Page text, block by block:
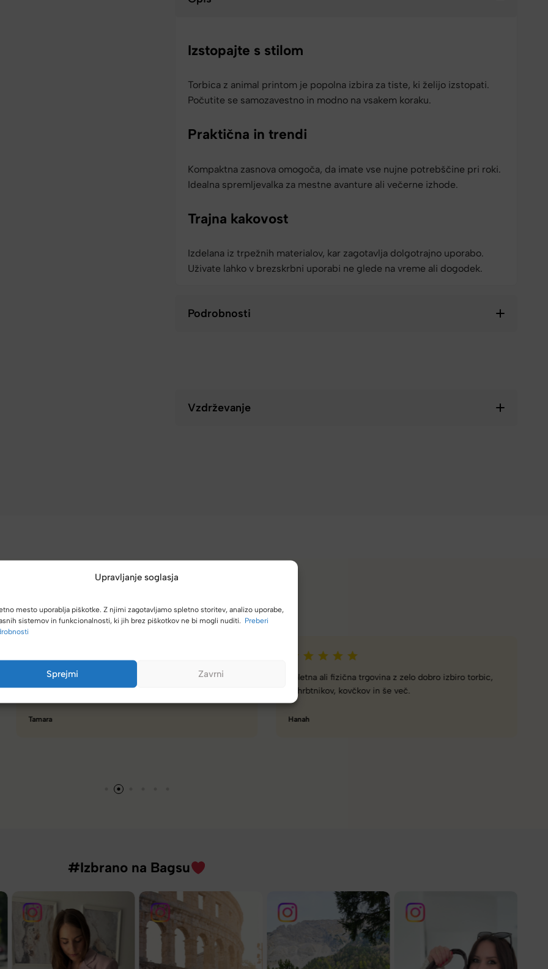
Upravljanje soglasja
mesto uporablja piškotke. Z njimi zagotavljamo spletno storitev, analizo uporabe,
sistemov in funkcionalnosti, ki jih brez piškotkov ne bi mogli nuditi. Preberi
Sprejmi Zavrni
Izstopajte s stilom
Torbica z animal printom je popolna izbira za tiste, ki želijo izstopati.
Počutite se samozavestno in modno na vsakem koraku.
Praktična in trendi
Kompaktna zasnova omogoča, da imate vse nujne potrebščine pri roki.
Idealna spremljevalka za mestne avanture ali večerne izhode.
Trajna kakovost
Izdelana iz trpežnih materialov, kar zagotavlja dolgotrajno uporabo.
Uživate lahko v brezskrbni uporabi ne glede na vreme ali dogodek.
Podrobnosti
Vzdrževanje
Kupci nas hvalijo zaradi hitre dostave, poštenih cen in velike izbire.
Spletna ali fizična trgovina z zelo dobro izbiro torbic,
nahrbtnikov, kovčkov in še več.
Hanah
Naročanje pri vas je enostavno, zaupanja vredno.
Torbico že nosim, je takšna kot sem pričakovala; lahka,
prijetna za nošenje. Hvala
#Izbrano na Bagsu